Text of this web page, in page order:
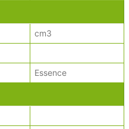
cm3
Essence